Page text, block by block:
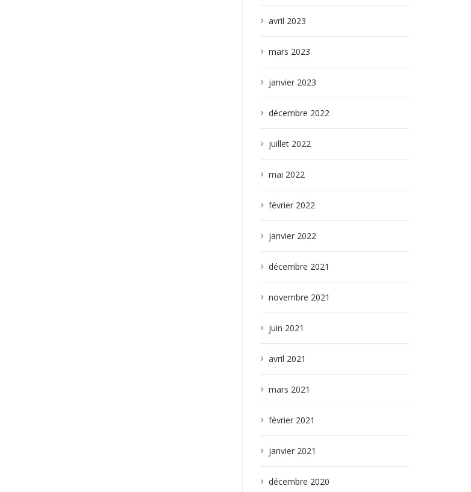
avril 2023
mars 2023
janvier 2023
décembre 2022
juillet 2022
mai 2022
février 2022
janvier 2022
décembre 2021
novembre 2021
juin 2021
avril 2021
mars 2021
février 2021
janvier 2021
décembre 2020